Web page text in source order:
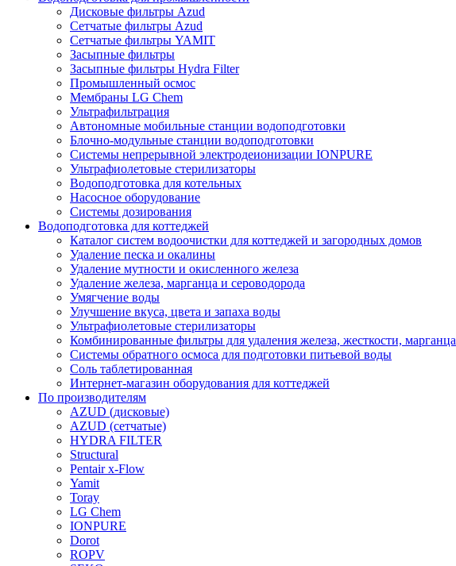
Дисковые фильтры Azud
Сетчатые фильтры Azud
Сетчатые фильтры YAMIT
Засыпные фильтры
Засыпные фильтры Hydra Filter
Промышленный осмос
Мембраны LG Chem
Ультрафильтрация
Автономные мобильные станции водоподготовки
Блочно-модульные станции водоподготовки
Системы непрерывной электродеионизации IONPURE
Ультрафиолетовые стерилизаторы
Водоподготовка для котельных
Насосное оборудование
Системы дозирования
Водоподготовка для коттеджей
Каталог систем водоочистки для коттеджей и загородных домов
Удаление песка и окалины
Удаление мутности и окисленного железа
Удаление железа, марганца и сероводорода
Умягчение воды
Улучшение вкуса, цвета и запаха воды
Ультрафиолетовые стерилизаторы
Комбинированные фильтры для удаления железа, жесткости, марганца
Системы обратного осмоса для подготовки питьевой воды
Соль таблетированная
Интернет-магазин оборудования для коттеджей
По производителям
AZUD (дисковые)
AZUD (сетчатые)
HYDRA FILTER
Structural
Pentair x-Flow
Yamit
Toray
LG Chem
IONPURE
Dorot
ROPV